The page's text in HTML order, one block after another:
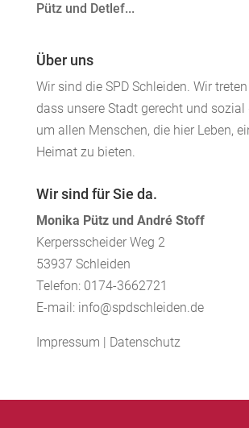
Pütz und Detlef...
Über uns
Wir sind die SPD Schleiden. Wir
dass unsere Stadt gerecht und
um allen Menschen, die hier Leben,
Heimat zu bieten.
Wir sind für Sie da.
Monika Pütz und André Stoff
Kerpersscheider Weg 2
53937 Schleiden
Telefon: 0174-3662721
E-mail: info@spdschleiden.de
Impressum | Datenschutz